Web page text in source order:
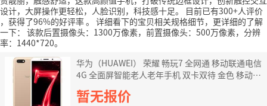
设计，大屏操作更轻松，人脸识别，科技感十足。
目前已有300+人评价
，获得了96%的好评率。 详细看下的宝贝相关规格细节，更详细的了解
一下： 该款后置摄像头：1300万像素，前置摄像头：500万像素，分辨
率：1440*720。
华为（HUAWEI） 荣耀 畅玩7 全网通 移动联通电信
4G 全面屏智能老人老年手机 双卡双待 金色 移动版
(2GB RAM+16GB ROM)
暂无报价